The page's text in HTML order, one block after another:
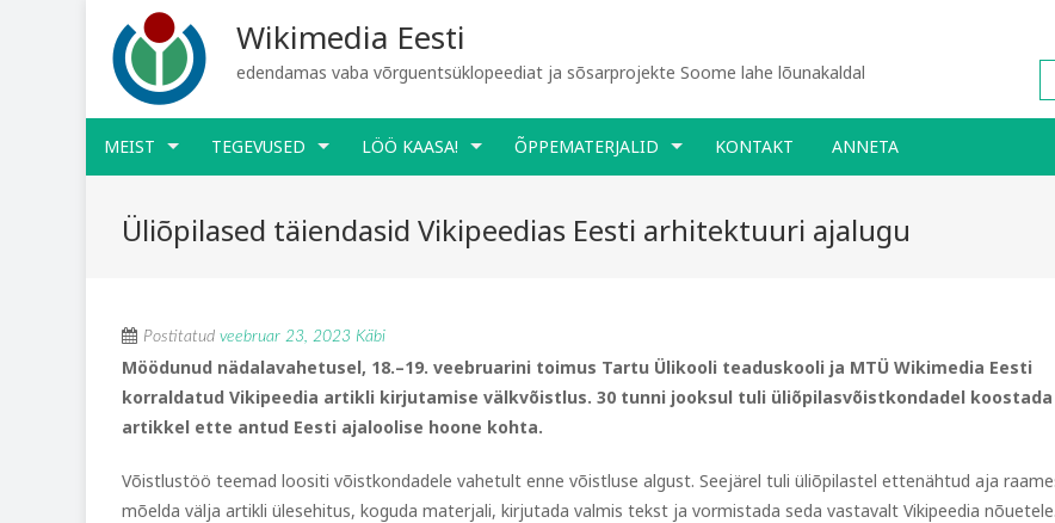
Wikimedia Eesti
edendamas vaba võrguentsüklopeediat ja sõsarprojekte Soome lahe lõunakaldal
MEIST TEGEVUSED LÖÖ KAASA! ÕPPEMATERJALID KONTAKT ANNETA
Üliõpilased täiendasid Vikipeedias Eesti arhitektuuri ajalugu
Postitatud veebruar 23, 2023 Käbi
Möödunud nädalavahetusel, 18.–19. veebruarini toimus Tartu Ülikooli teaduskooli ja MTÜ Wikimedia Eesti
korraldatud Vikipeedia artikli kirjutamise välkvõistlus. 30 tunni jooksul tuli üliõpilasvõistkondadel koostada
artikkel ette antud Eesti ajaloolise hoone kohta.
Võistlustöö teemad loositi võistkondadele vahetult enne võistluse algust. Seejärel tuli üliõpilastel ettenähtud aja
mõelda välja artikli ülesehitus, koguda materjali, kirjutada valmis tekst ja vormistada seda vastavalt Vikipeedia nõuetele.